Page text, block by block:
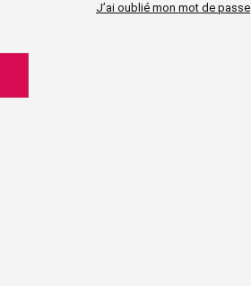
J’ai oublié mon mot de passe